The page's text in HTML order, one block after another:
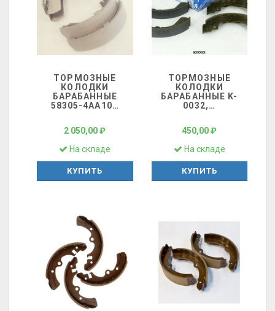
ТОРМОЗНЫЕ
КОЛОДКИ
БАРАБАННЫЕ
58305-4АА10…
2 050,00 ₽
На складе
КУПИТЬ
ТОРМОЗНЫЕ
КОЛОДКИ
БАРАБАННЫЕ K-
0032,…
450,00 ₽
На складе
КУПИТЬ